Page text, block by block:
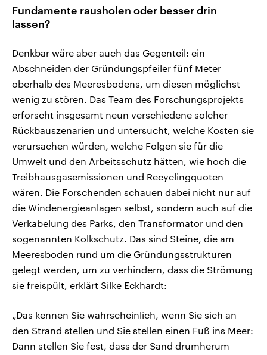
Fundamente rausholen oder besser drin
lassen?
Denkbar wäre aber auch das Gegenteil: ein
Abschneiden der Gründungspfeiler fünf Meter
oberhalb des Meeresbodens, um diesen möglichst
wenig zu stören. Das Team des Forschungsprojekts
erforscht insgesamt neun verschiedene solcher
Rückbauszenarien und untersucht, welche Kosten sie
verursachen würden, welche Folgen sie für die
Umwelt und den Arbeitsschutz hätten, wie hoch die
Treibhausgasemissionen und Recyclingquoten
wären. Die Forschenden schauen dabei nicht nur auf
die Windenergieanlagen selbst, sondern auch auf die
Verkabelung des Parks, den Transformator und den
sogenannten Kolkschutz. Das sind Steine, die am
Meeresboden rund um die Gründungsstrukturen
gelegt werden, um zu verhindern, dass die Strömung
sie freispült, erklärt Silke Eckhardt:
„Das kennen Sie wahrscheinlich, wenn Sie sich an
den Strand stellen und Sie stellen einen Fuß ins Meer:
Dann stellen Sie fest, dass der Sand drumherum